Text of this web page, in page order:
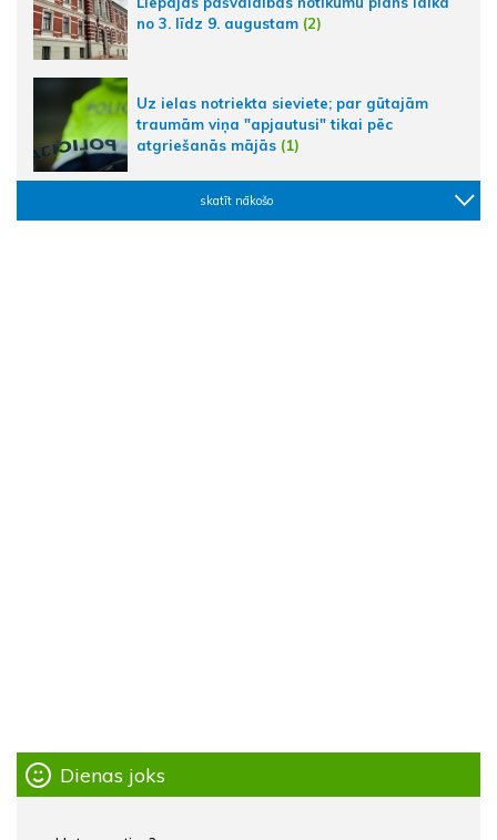
no 3. līdz 9. augustam (2)
Uz ielas notriekta sieviete; par gūtajām
traumām viņa "apjautusi" tikai pēc
atgriešanās mājās (1)
skatīt nākošo
Dienas joks